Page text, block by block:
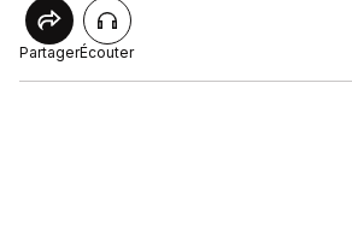
PartagerÉcouter